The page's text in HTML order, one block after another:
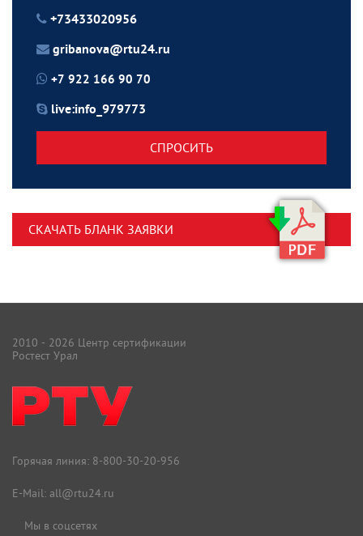
+73433020956
gribanova@rtu24.ru
+7 922 166 90 70
live:info_979773
СПРОСИТЬ
СКАЧАТЬ БЛАНК ЗАЯВКИ
2010 - 2026 Центр сертификации
Ростест Урал
Горячая линия: 8-800-30-20-956
E-Mail: all@rtu24.ru
Мы в соцсетях